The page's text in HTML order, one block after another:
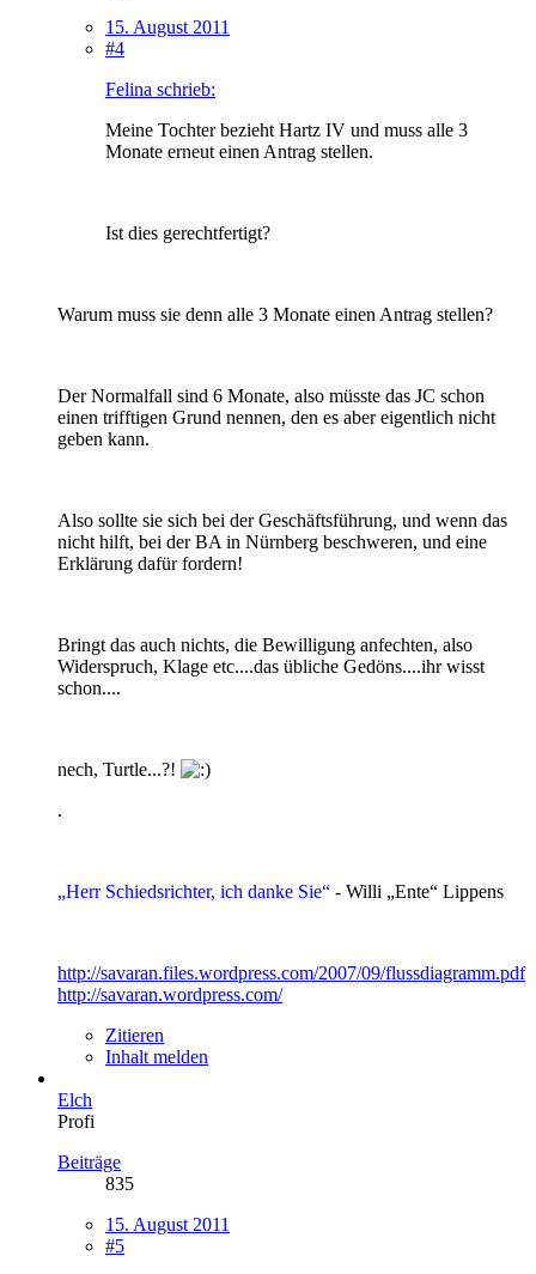
15. August 2011
#4
Felina schrieb:
Meine Tochter bezieht Hartz IV und muss alle 3
Monate erneut einen Antrag stellen.
Ist dies gerechtfertigt?
Warum muss sie denn alle 3 Monate einen Antrag stellen?
Der Normalfall sind 6 Monate, also müsste das JC schon
einen trifftigen Grund nennen, den es aber eigentlich nicht
geben kann.
Also sollte sie sich bei der Geschäftsführung, und wenn das
nicht hilft, bei der BA in Nürnberg beschweren, und eine
Erklärung dafür fordern!
Bringt das auch nichts, die Bewilligung anfechten, also
Widerspruch, Klage etc....das übliche Gedöns....ihr wisst
schon....
nech, Turtle...?!
.
„Herr Schiedsrichter, ich danke Sie“ - Willi „Ente“ Lippens
http://savaran.files.wordpress.com/2007/09/flussdiagramm.pdf
http://savaran.wordpress.com/
Zitieren
Inhalt melden
Elch
Profi
Beiträge
835
15. August 2011
#5